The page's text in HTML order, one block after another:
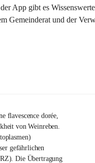
App gibt es
Gemeinderat und der
flavescence dorée,
von Weinreben.
gefährlichen
Die Übertragung